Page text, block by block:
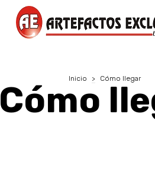
Inicio > Cómo llegar
Cómo